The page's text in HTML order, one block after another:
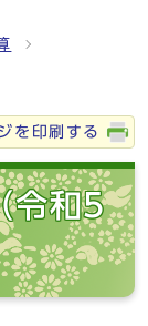
を印刷する
令和5